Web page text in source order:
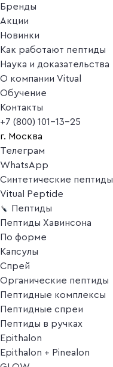
Бренды
Акции
Новинки
Как работают пептиды
Наука и доказательства
О компании Vitual
Обучение
Контакты
+7 (800) 101-13-25
г. Москва
Телеграм
WhatsApp
Синтетические пептиды
Vitual Peptide
Пептиды
Пептиды Хавинсона
По форме
Капсулы
Спрей
Органические пептиды
Пептидные комплексы
Пептидные спреи
Пептиды в ручках
Epithalon
Epithalon + Pinealon